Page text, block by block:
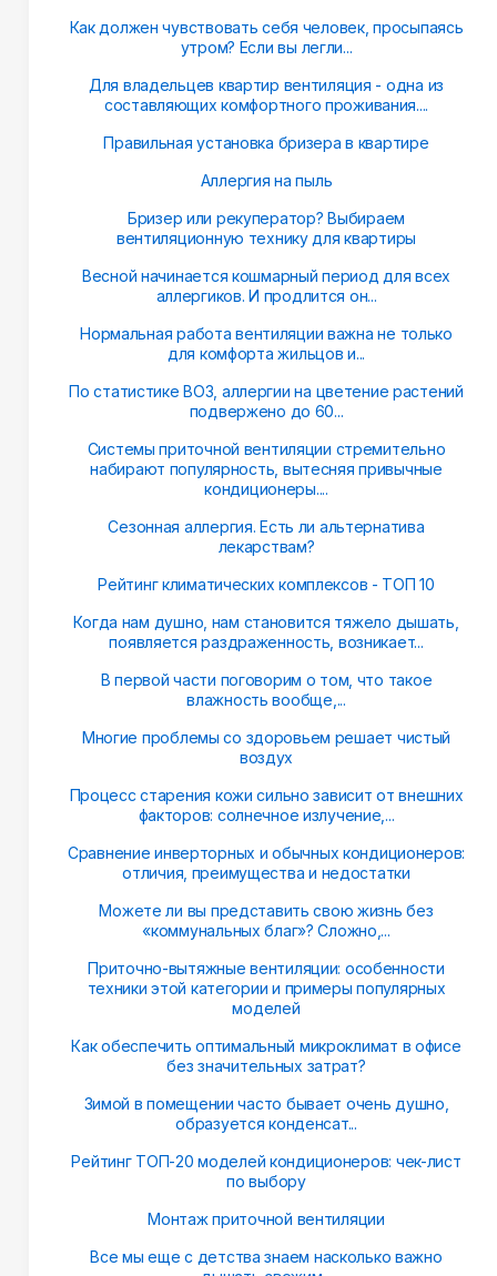
Как должен чувствовать себя человек, просыпаясь
утром? Если вы легли...
Для владельцев квартир вентиляция - одна из
составляющих комфортного проживания....
Правильная установка бризера в квартире
Аллергия на пыль
Бризер или рекуператор? Выбираем
вентиляционную технику для квартиры
Весной начинается кошмарный период для всех
аллергиков. И продлится он...
Нормальная работа вентиляции важна не только
для комфорта жильцов и...
По статистике ВОЗ, аллергии на цветение растений
подвержено до 60...
Системы приточной вентиляции стремительно
набирают популярность, вытесняя привычные
кондиционеры....
Сезонная аллергия. Есть ли альтернатива
лекарствам?
Рейтинг климатических комплексов - ТОП 10
Когда нам душно, нам становится тяжело дышать,
появляется раздраженность, возникает...
В первой части поговорим о том, что такое
влажность вообще,...
Многие проблемы со здоровьем решает чистый
воздух
Процесс старения кожи сильно зависит от внешних
факторов: солнечное излучение,...
Сравнение инверторных и обычных кондиционеров:
отличия, преимущества и недостатки
Можете ли вы представить свою жизнь без
«коммунальных благ»? Сложно,...
Приточно-вытяжные вентиляции: особенности
техники этой категории и примеры популярных
моделей
Как обеспечить оптимальный микроклимат в офисе
без значительных затрат?
Зимой в помещении часто бывает очень душно,
образуется конденсат...
Рейтинг ТОП-20 моделей кондиционеров: чек-лист
по выбору
Монтаж приточной вентиляции
Все мы еще с детства знаем насколько важно